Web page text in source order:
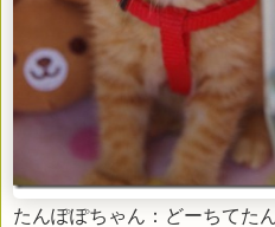
たんぽぽちゃん：どーちて